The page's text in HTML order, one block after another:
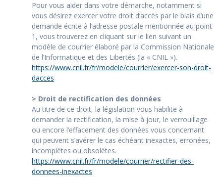
Pour vous aider dans votre démarche, notamment si
vous désirez exercer votre droit d’accès par le biais d’une
demande écrite à l’adresse postale mentionnée au point
1, vous trouverez en cliquant sur le lien suivant un
modèle de courrier élaboré par la Commission Nationale
de l’Informatique et des Libertés (la « CNIL »).
https://www.cnil.fr/fr/modele/courrier/exercer-son-droit-
dacces
> Droit de rectification des données
Au titre de ce droit, la législation vous habilite à
demander la rectification, la mise à jour, le verrouillage
ou encore l’effacement des données vous concernant
qui peuvent s’avérer le cas échéant inexactes, erronées,
incomplètes ou obsolètes.
https://www.cnil.fr/fr/modele/courrier/rectifier-des-
donnees-inexactes